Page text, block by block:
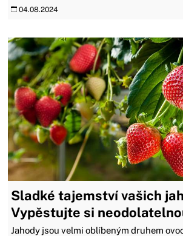
04.08.2024
Sladké tajemství vašich
Vypěstujte si
Jahody jsou velmi oblíbeným druhem